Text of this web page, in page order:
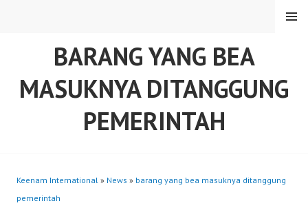
BARANG YANG BEA
MASUKNYA DITANGGUNG
PEMERINTAH
MENU
Keenam International » News » barang yang bea masuknya ditanggung
pemerintah